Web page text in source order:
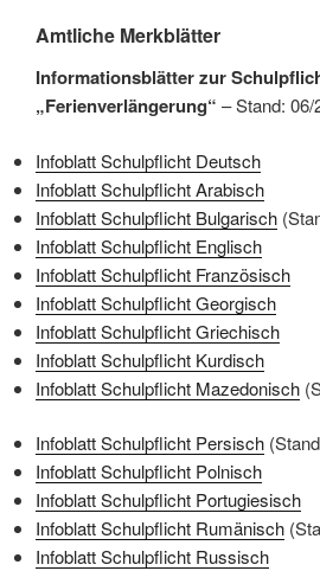
Amtliche Merkblätter
Informationsblätter zur
„Ferienverlängerung“ – Stand: 06/
Infoblatt Schulpflicht Deutsch
Infoblatt Schulpflicht Arabisch
Infoblatt Schulpflicht Bulgarisch
InfoblattSchulpflicht Englisch
Infoblatt Schulpflicht Französisch
Infoblatt Schulpflicht Georgisch
Infoblatt Schulpflicht Griechisch
Infoblatt Schulpflicht Kurdisch
Infoblatt Schulpflicht Mazedonisch
Infoblatt Schulpflicht Persisch
Infoblatt Schulpflicht Polnisch
Infoblatt Schulpflicht Portugiesisch
Infoblatt Schulpflicht Rumänisch
Infoblatt Schulpflicht Russisch